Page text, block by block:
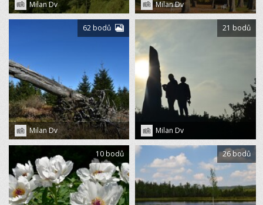
Milan Dv Milan Dv
Milan Dv
62 bodů
Milan Dv
21 bodů
10 bodů 26 bodů